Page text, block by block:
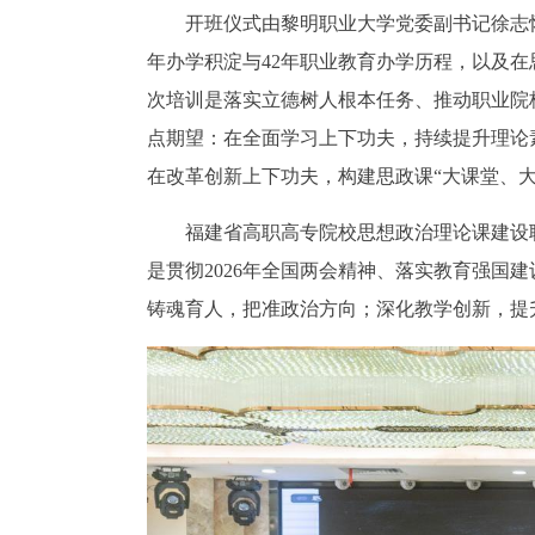
开班仪式由黎明职业大学党委副书记徐
年办学积淀与42年职业教育办学历程，以及
次培训是落实立德树人根本任务、推动职业
点期望：在全面学习上下功夫，持续提升理
在改革创新上下功夫，构建思政课“大课堂、
福建省高职高专院校思想政治理论课建
是贯彻2026年全国两会精神、落实教育强国
铸魂育人，把准政治方向；深化教学创新，